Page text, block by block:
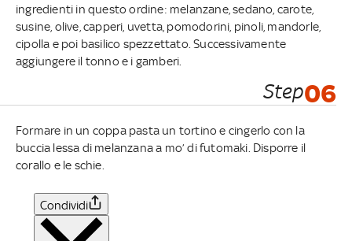
ingredienti in questo ordine: melanzane, sedano, carote,
susine, olive, capperi, uvetta, pomodorini, pinoli, mandorle,
cipolla e poi basilico spezzettato. Successivamente
aggiungere il tonno e i gamberi.
Step06
Formare in un coppa pasta un tortino e cingerlo con la
buccia lessa di melanzana a mo’ di futomaki. Disporre il
corallo e le schie.
Condividi